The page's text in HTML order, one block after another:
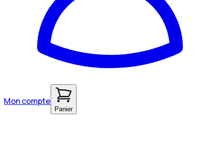
Mon compte
Panier